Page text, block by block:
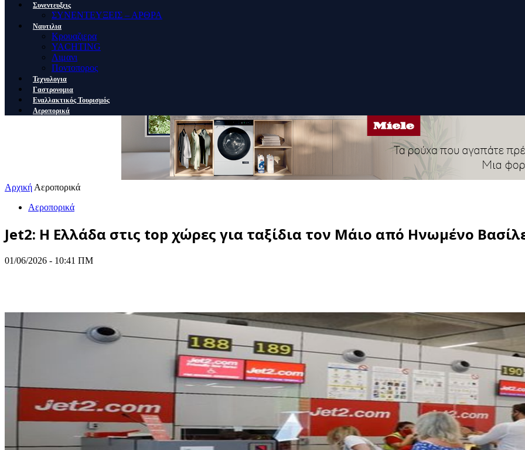
Συνεντευξεις
ΣΥΝΕΝΤΕΥΞΕΙΣ – ΑΡΘΡΑ
Ναυτιλια
Κρουαζιερα
YACHTING
Λιμανι
Ποντοπορος
Τεχνολογια
Γαστρονομια
Εναλλακτικός Τουρισμός
Αεροπορικά
Αρχική Αεροπορικά
Αεροπορικά
Jet2: Η Ελλάδα στις top χώρες για ταξίδια τον Μάιο από Ηνωμένο
01/06/2026 - 10:41 ΠΜ